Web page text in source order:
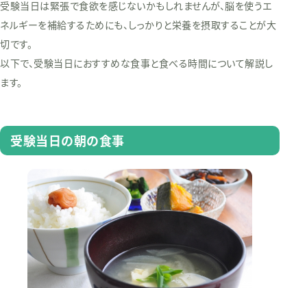
受験当日は緊張で食欲を感じないかもしれませんが、脳を使うエ
ネルギーを補給するためにも、しっかりと栄養を摂取することが大
切です。
以下で、受験当日におすすめな食事と食べる時間について解説し
ます。
受験当日の朝の食事